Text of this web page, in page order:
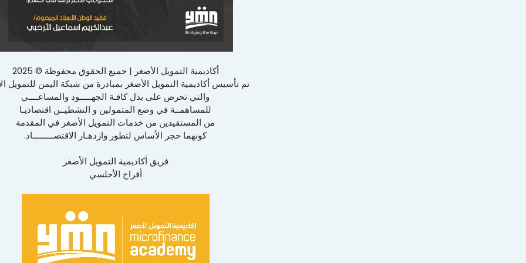
أكاديمية التمويل الأصغر | جميع الحقوق محفوظة © 2025
تم تأسيس أكاديمية التمويل الأصغر بمبادرة من شبكة اليمن للتمويل
والتي تحرص على بذل كافـة الجهـــــود والمساعــــي
للمساهمــة في وضع المتمولين و النشطيــن اقتصاديـا
من المستفيدين من خدمات التمويل الأصغر في المقدمة
كونهما حجر الأساس لتطور وازدهـار الاقتصـــــــــاد.
فريق أكاديمية التمويل الأصغر
أفراح الأحلسي